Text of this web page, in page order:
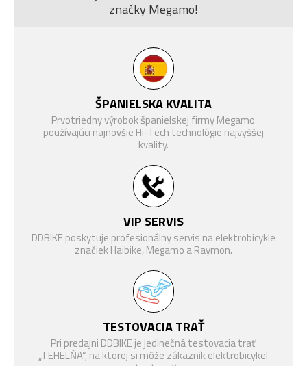
značky Megamo!
ŠPANIELSKA KVALITA
Prvotriedny výrobok španielskej firmy Megamo
používajúci najnovšie Hi-Tech technológie najvyššej
kvality.
VIP SERVIS
DDBIKE poskytuje profesionálny servis na elektrobicykle
značiek Haibike, Megamo a Raymon.
TESTOVACIA TRAŤ
Pri predajni DDBIKE je jedinečná testovacia trať
„TEHELŇA“, na ktorej si môže zákazník elektrobicykel
L
display
2027
AVINOX 600 Wh
NABÍJAČKA
AVINOX 12A Fast Charger
Upon Carbon Disc Fork,
Internal Cable Routing, Flat
Mount Disc 12 x 100 mm
Shimano 105 Di2 R7150, 12-
rychlostí
RADIACA
Shimano 105 Di2 R7170
FSA Avinox Chainring Direct
Mount 48T 12-Speed Shimano
(PREDNÁ)
Shimano 105 Di2 R7170,
180mm, 2-piestová kotúčová
brzda